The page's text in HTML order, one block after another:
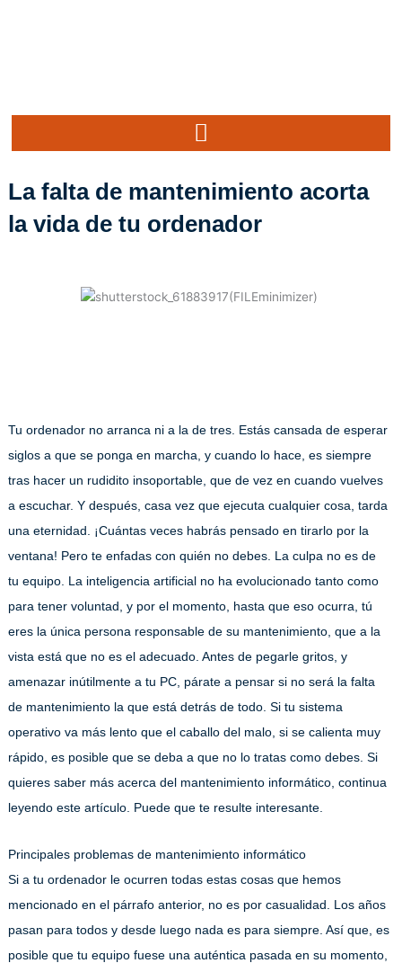
La falta de mantenimiento acorta
la vida de tu ordenador
Tu ordenador no arranca ni a la de tres. Estás cansada de esperar
siglos a que se ponga en marcha, y cuando lo hace, es siempre
tras hacer un rudidito insoportable, que de vez en cuando vuelves
a escuchar. Y después, casa vez que ejecuta cualquier cosa, tarda
una eternidad. ¡Cuántas veces habrás pensado en tirarlo por la
ventana! Pero te enfadas con quién no debes. La culpa no es de
tu equipo. La inteligencia artificial no ha evolucionado tanto como
para tener voluntad, y por el momento, hasta que eso ocurra, tú
eres la única persona responsable de su mantenimiento, que a la
vista está que no es el adecuado. Antes de pegarle gritos, y
amenazar inútilmente a tu PC, párate a pensar si no será la falta
de mantenimiento la que está detrás de todo. Si tu sistema
operativo va más lento que el caballo del malo, si se calienta muy
rápido, es posible que se deba a que no lo tratas como debes. Si
quieres saber más acerca del mantenimiento informático, continua
leyendo este artículo. Puede que te resulte interesante.
Principales problemas de mantenimiento informático
Si a tu ordenador le ocurren todas estas cosas que hemos
mencionado en el párrafo anterior, no es por casualidad. Los años
pasan para todos y desde luego nada es para siempre. Así que, es
posible que tu equipo fuese una auténtica pasada en su momento,